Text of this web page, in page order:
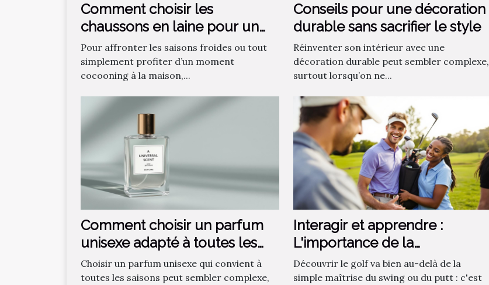
Comment choisir les
chaussons en laine pour un
confort optimal ?
Pour affronter les saisons froides ou tout
simplement profiter d’un moment
cocooning à la maison,...
Conseils pour une décoration
durable sans sacrifier le style
Réinventer son intérieur avec une
décoration durable peut sembler complexe,
surtout lorsqu’on ne...
Comment choisir un parfum
unisexe adapté à toutes les
saisons ?
Choisir un parfum unisexe qui convient à
toutes les saisons peut sembler complexe,
Interagir et apprendre :
L'importance de la
communauté dans
l'apprentissage du golf
Découvrir le golf va bien au-delà de la
simple maîtrise du swing ou du putt : c'est